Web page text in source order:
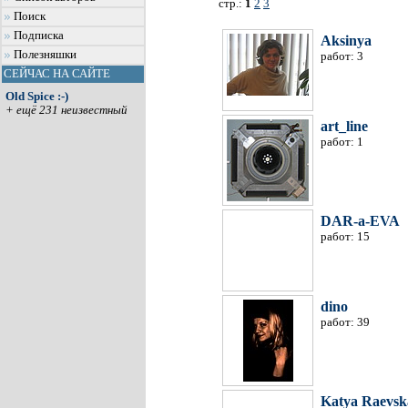
Поиск
Подписка
Полезняшки
СЕЙЧАС НА САЙТЕ
Old Spice :-)
+ ещё 231 неизвестный
стр.: 1 2 3
Aksinya
работ: 3
art_line
работ: 1
DAR-a-EVA
работ: 15
dino
работ: 39
Katya